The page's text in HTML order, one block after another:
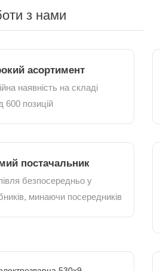
з нами
асортимент
наявність на складі
600 позицій
постачальник
безпосередньо у
минаючи посередників